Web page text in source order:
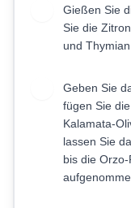
Gießen Sie
Sie die
und
Geben Sie
fügen Sie
Kalamata-
lassen Sie
bis die